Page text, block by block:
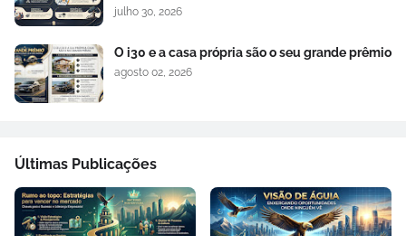
julho 30, 2026
O i30 e a casa própria são o seu grande prêmio
agosto 02, 2026
Últimas Publicações